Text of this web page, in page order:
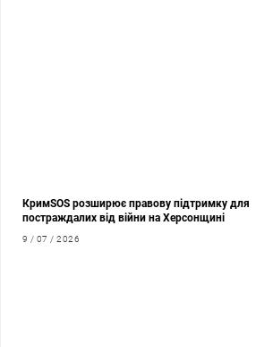
КримSOS розширює правову підтримку для
постраждалих від війни на Херсонщині
9 / 07 / 2026